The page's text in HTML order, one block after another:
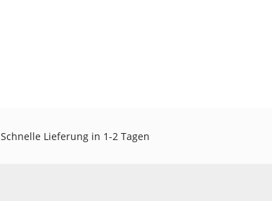
Schnelle Lieferung in 1-2 Tagen